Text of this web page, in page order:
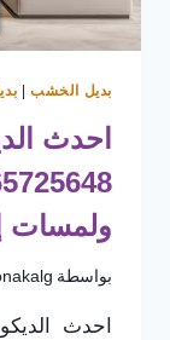
بديل الخشب|
احدث
ولمسات
بواسطة
احدث